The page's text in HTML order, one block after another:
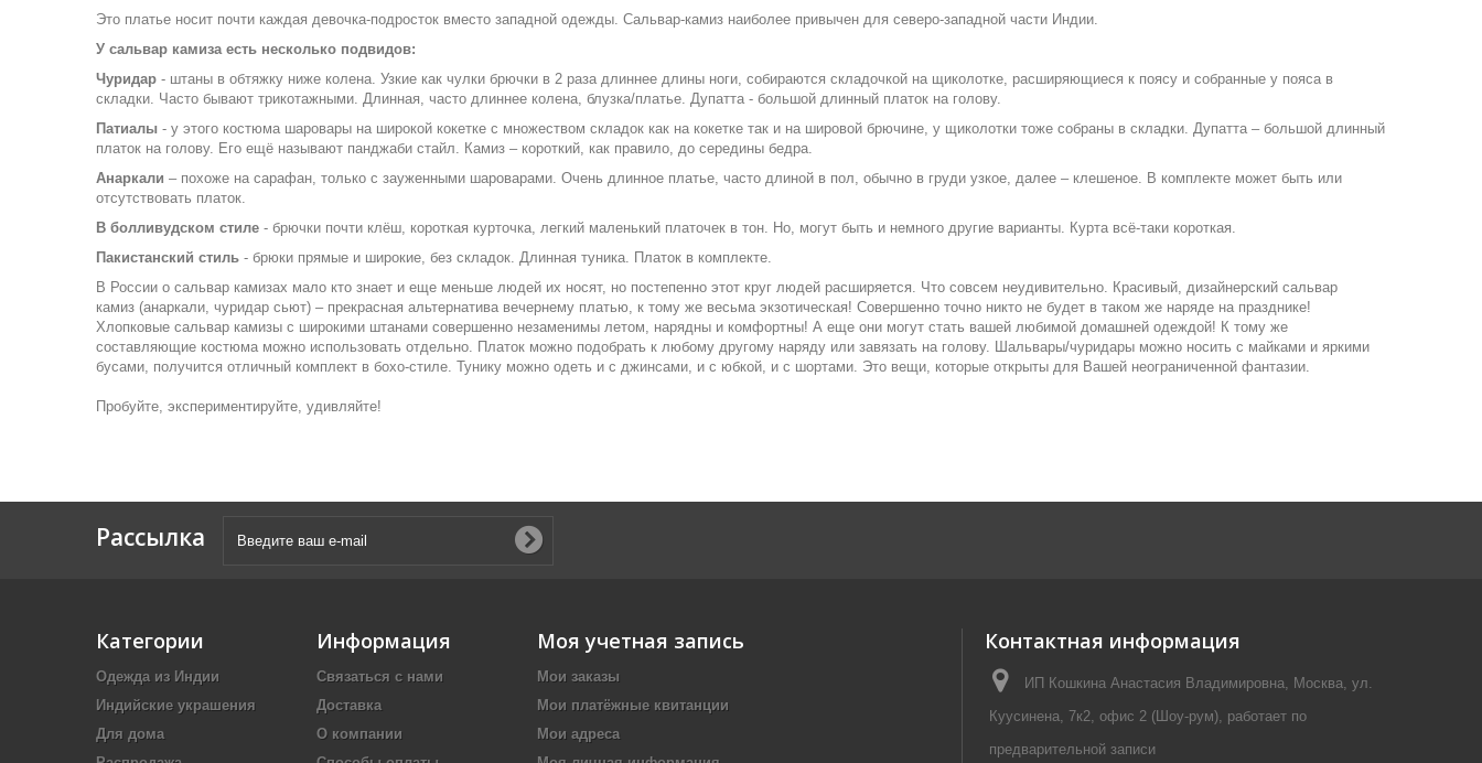
Это платье носит почти каждая девочка-подросток вместо западной одежды. Сальвар-камиз наиболее привычен для северо-западной части Индии.
У сальвар камиза есть несколько подвидов:
Чуридар - штаны в обтяжку ниже колена. Узкие как чулки брючки в 2 раза длиннее длины ноги, собираются складочкой на щиколотке, расширяющиеся к поясу и собранные у пояса в
складки. Часто бывают трикотажными. Длинная, часто длиннее колена, блузка/платье. Дупатта - большой длинный платок на голову.
Патиалы - у этого костюма шаровары на широкой кокетке с множеством складок как на кокетке так и на шировой брючине, у щиколотки тоже собраны в складки. Дупатта – большой длинный
платок на голову. Его ещё называют панджаби стайл. Камиз – короткий, как правило, до середины бедра.
Анаркали – похоже на сарафан, только с зауженными шароварами. Очень длинное платье, часто длиной в пол, обычно в груди узкое, далее – клешеное. В комплекте может быть или
отсутствовать платок.
В болливудском стиле - брючки почти клёш, короткая курточка, легкий маленький платочек в тон. Но, могут быть и немного другие варианты. Курта всё-таки короткая.
Пакистанский стиль - брюки прямые и широкие, без складок. Длинная туника. Платок в комплекте.
В России о сальвар камизах мало кто знает и еще меньше людей их носят, но постепенно этот круг людей расширяется. Что совсем неудивительно. Красивый, дизайнерский сальвар
камиз (анаркали, чуридар сьют) – прекрасная альтернатива вечернему платью, к тому же весьма экзотическая! Совершенно точно никто не будет в таком же наряде на празднике!
Хлопковые сальвар камизы с широкими штанами совершенно незаменимы летом, нарядны и комфортны! А еще они могут стать вашей любимой домашней одеждой! К тому же
составляющие костюма можно использовать отдельно. Платок можно подобрать к любому другому наряду или завязать на голову. Шальвары/чуридары можно носить с майками и яркими
бусами, получится отличный комплект в бохо-стиле. Тунику можно одеть и с джинсами, и с юбкой, и с шортами. Это вещи, которые открыты для Вашей неограниченной фантазии.
Пробуйте, экспериментируйте, удивляйте!
Рассылка
Категории
Одежда из Индии
Индийские украшения
Для дома
Информация
Связаться с нами
Доставка
О компании
Моя учетная запись
Мои заказы
Мои платёжные квитанции
Мои адреса
Контактная информация
ИП Кошкина Анастасия Владимировна, Москва, ул.
Куусинена, 7к2, офис 2 (Шоу-рум), работает по
предварительной записи